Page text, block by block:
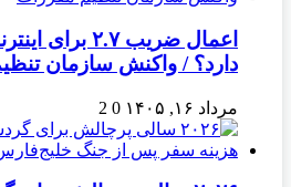
اعمال ضریب
دارد؟ / واکنش سازمان
مرداد ۱۶, ۱۴۰۵ 0
2